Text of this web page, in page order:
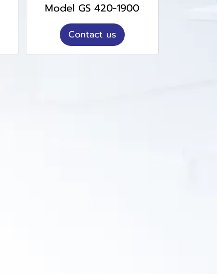
Model GS 420-1900
Contact us